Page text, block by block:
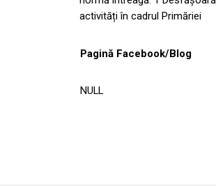
activități în cadrul Primăriei
Pagină Facebook/Blog
NULL